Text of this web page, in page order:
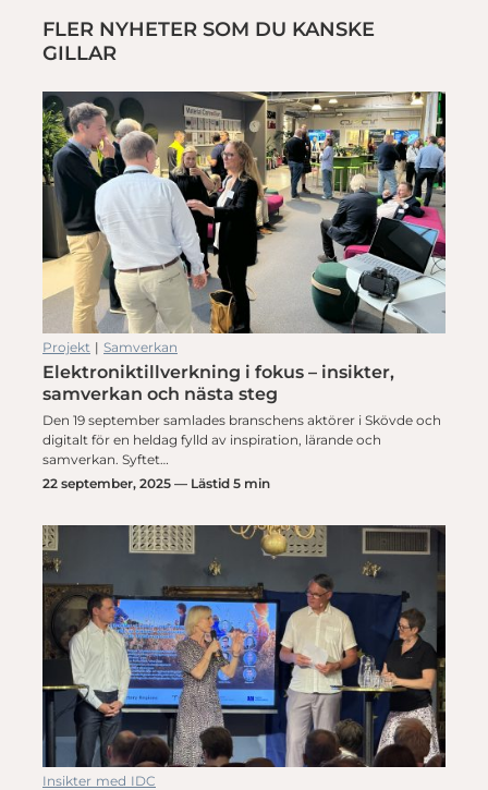
FLER NYHETER SOM DU KANSKE
GILLAR
Projekt | Samverkan
Elektroniktillverkning i fokus – insikter,
samverkan och nästa steg
Den 19 september samlades branschens aktörer i Skövde och
digitalt för en heldag fylld av inspiration, lärande och
samverkan. Syftet…
22 september, 2025 — Lästid 5 min
Insikter med IDC